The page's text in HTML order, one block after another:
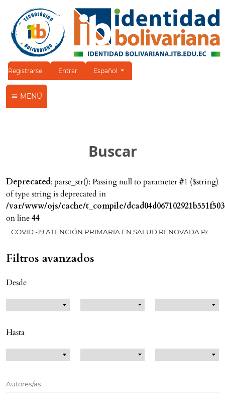
Registrarse Entrar Cambiar el idioma. El idioma actual es:
Español
MENÚ
Buscar
Deprecated: parse_str(): Passing null to parameter #1 ($string)
of type string is deprecated in
/var/www/ojs/cache/t_compile/
on line44
Filtros avanzados
Desde
Hasta